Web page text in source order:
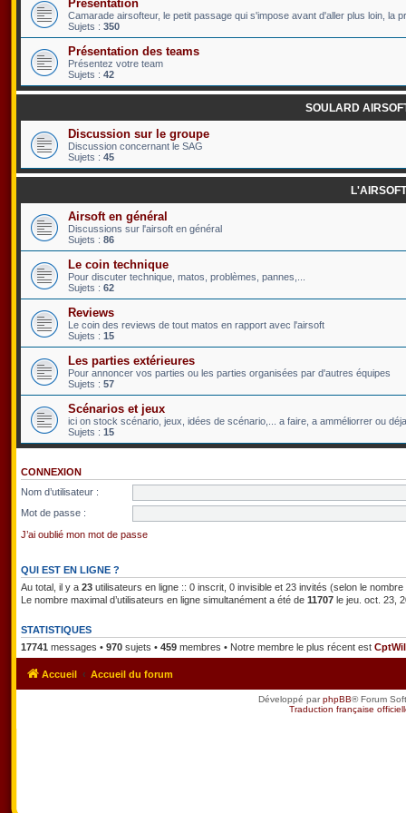
Présentation
Camarade airsofteur, le petit passage qui s'impose avant d'aller plus loin, la
Sujets : 350
Présentation des teams
Présentez votre team
Sujets : 42
SOULARD
Discussion sur le groupe
Discussion concernant le SAG
Sujets : 45
L'AIRSOFT
Airsoft en général
Discussions sur l'airsoft en général
Sujets : 86
Le coin technique
Pour discuter technique, matos, problèmes, pannes,...
Sujets : 62
Reviews
Le coin des reviews de tout matos en rapport avec l'airsoft
Sujets : 15
Les parties extérieures
Pour annoncer vos parties ou les parties organisées par d'autres équipes
Sujets : 57
Scénarios et jeux
ici on stock scénario, jeux, idées de scénario,... a faire, a amméliorrer ou
Sujets : 15
CONNEXION
Nom d’utilisateur :
Mot de passe :
J’ai oublié mon mot de passe
QUI EST EN LIGNE ?
Au total, il y a 23 utilisateurs en ligne :: 0 inscrit, 0 invisible et 23 invités (selon le
Le nombre maximal d’utilisateurs en ligne simultanément a été de 11707 le jeu. oct. 23,
STATISTIQUES
17741 messages • 970 sujets • 459 membres • Notre membre le plus récent est
Accueil Accueil du forum
Développé parphpBB® Forum
Traduction française